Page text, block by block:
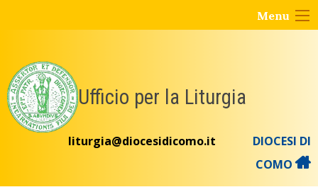
Menu
Ufficio per la Liturgia
liturgia@diocesidicomo.it
DIOCESI DI
COMO